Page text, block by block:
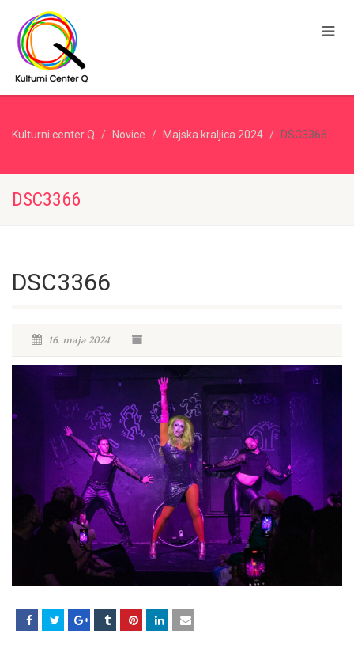
Kulturni center Q Novice Majska kraljica 2024 DSC3366
DSC3366
DSC3366
16. maja 2024